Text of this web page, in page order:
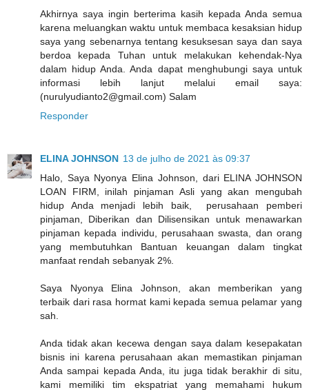
Akhirnya saya ingin berterima kasih kepada Anda semua
karena meluangkan waktu untuk membaca kesaksian hidup
saya yang sebenarnya tentang kesuksesan saya dan saya
berdoa kepada Tuhan untuk melakukan kehendak-Nya
dalam hidup Anda. Anda dapat menghubungi saya untuk
informasi lebih lanjut melalui email saya:
(nurulyudianto2@gmail.com) Salam
Responder
ELINA JOHNSON 13 de julho de 2021 às 09:37
Halo, Saya Nyonya Elina Johnson, dari ELINA JOHNSON
LOAN FIRM, inilah pinjaman Asli yang akan mengubah
hidup Anda menjadi lebih baik, perusahaan pemberi
pinjaman, Diberikan dan Dilisensikan untuk menawarkan
pinjaman kepada individu, perusahaan swasta, dan orang
yang membutuhkan Bantuan keuangan dalam tingkat
manfaat rendah sebanyak 2%.
Saya Nyonya Elina Johnson, akan memberikan yang
terbaik dari rasa hormat kami kepada semua pelamar yang
sah.
Anda tidak akan kecewa dengan saya dalam kesepakatan
bisnis ini karena perusahaan akan memastikan pinjaman
Anda sampai kepada Anda, itu juga tidak berakhir di situ,
kami memiliki tim ekspatriat yang memahami hukum